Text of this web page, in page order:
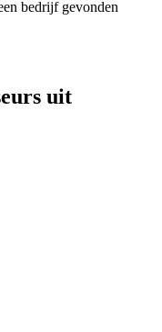
bedrijf gevonden
uit